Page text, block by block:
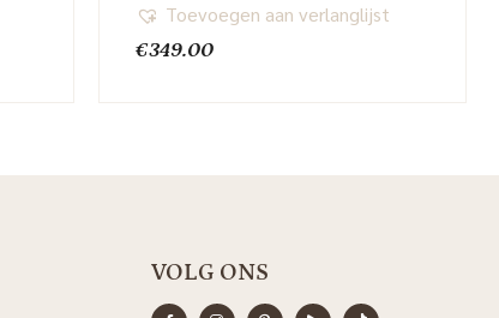
€349.00
Toevoegen aan verlanglijst
VOLG ONS